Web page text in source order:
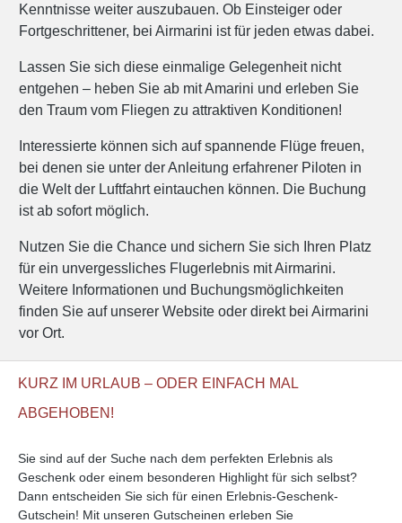
Kenntnisse weiter auszubauen. Ob Einsteiger oder
Fortgeschrittener, bei Airmarini ist für jeden etwas dabei.
Lassen Sie sich diese einmalige Gelegenheit nicht
entgehen – heben Sie ab mit Amarini und erleben Sie
den Traum vom Fliegen zu attraktiven Konditionen!
Interessierte können sich auf spannende Flüge freuen,
bei denen sie unter der Anleitung erfahrener Piloten in
die Welt der Luftfahrt eintauchen können. Die Buchung
ist ab sofort möglich.
Nutzen Sie die Chance und sichern Sie sich Ihren Platz
für ein unvergessliches Flugerlebnis mit Airmarini.
Weitere Informationen und Buchungsmöglichkeiten
finden Sie auf unserer Website oder direkt bei Airmarini
vor Ort.
KURZ IM URLAUB – ODER EINFACH MAL
ABGEHOBEN!
Sie sind auf der Suche nach dem perfekten Erlebnis als
Geschenk oder einem besonderen Highlight für sich selbst?
Dann entscheiden Sie sich für einen Erlebnis-Geschenk-
Gutschein! Mit unseren Gutscheinen erleben Sie